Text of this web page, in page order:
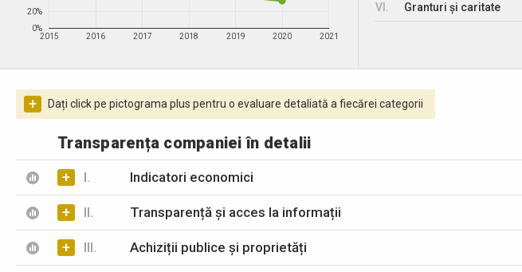
2015 2016 2017 2018 2019 2020 2021
0%
20% VI. Granturi și caritate
+ Dați click pe pictograma plus pentru o evaluare detaliată a fiecărei categorii
Transparența companiei în detalii
+ I. Indicatori economici
+ II. Transparență și acces la informații
+ III. Achiziții publice și proprietăți